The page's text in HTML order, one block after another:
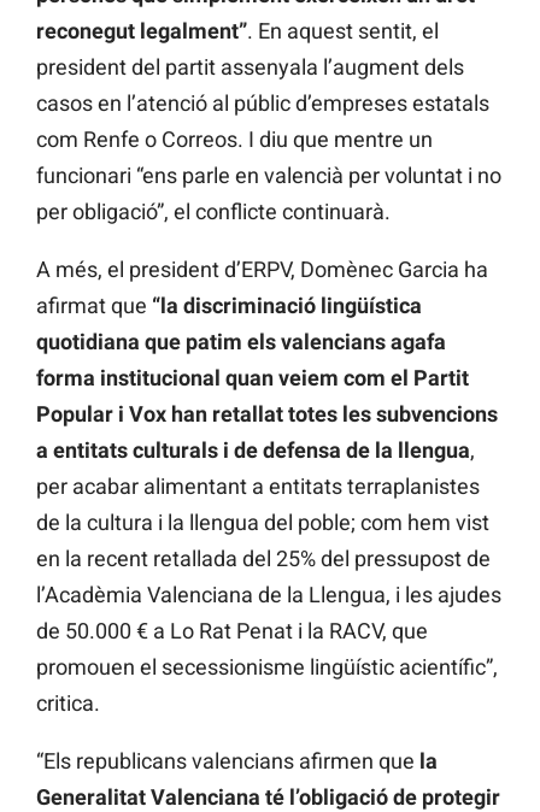
reconegut legalment”. En aquest sentit, el
president del partit assenyala l’augment dels
casos en l’atenció al públic d’empreses estatals
com Renfe o Correos. I diu que mentre un
funcionari “ens parle en valencià per voluntat i no
per obligació”, el conflicte continuarà.
A més, el president d’ERPV, Domènec Garcia ha
afirmat que “la discriminació lingüística
quotidiana que patim els valencians agafa
forma institucional quan veiem com el Partit
Popular i Vox han retallat totes les subvencions
a entitats culturals i de defensa de la llengua,
per acabar alimentant a entitats terraplanistes
de la cultura i la llengua del poble; com hem vist
en la recent retallada del 25% del pressupost de
l’Acadèmia Valenciana de la Llengua, i les ajudes
de 50.000 € a Lo Rat Penat i la RACV, que
promouen el secessionisme lingüístic acientífic”,
critica.
“Els republicans valencians afirmen que la
Generalitat Valenciana té l’obligació de protegir